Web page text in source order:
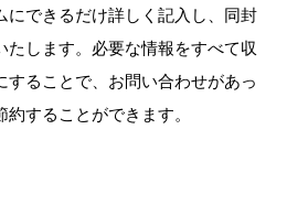
にできるだけ詳しく記入し、同封
たします。必要な情報をすべて収
することで、お問い合わせがあっ
することができます。